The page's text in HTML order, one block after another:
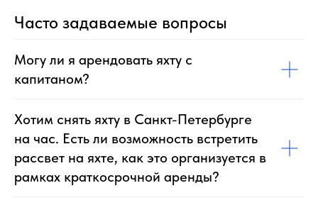
Часто задаваемые вопросы
Могу ли я арендовать яхту с
капитаном?
Хотим снять яхту в Санкт-Петербурге
на час. Есть ли возможность встретить
рассвет на яхте, как это организуется в
рамках краткосрочной аренды?